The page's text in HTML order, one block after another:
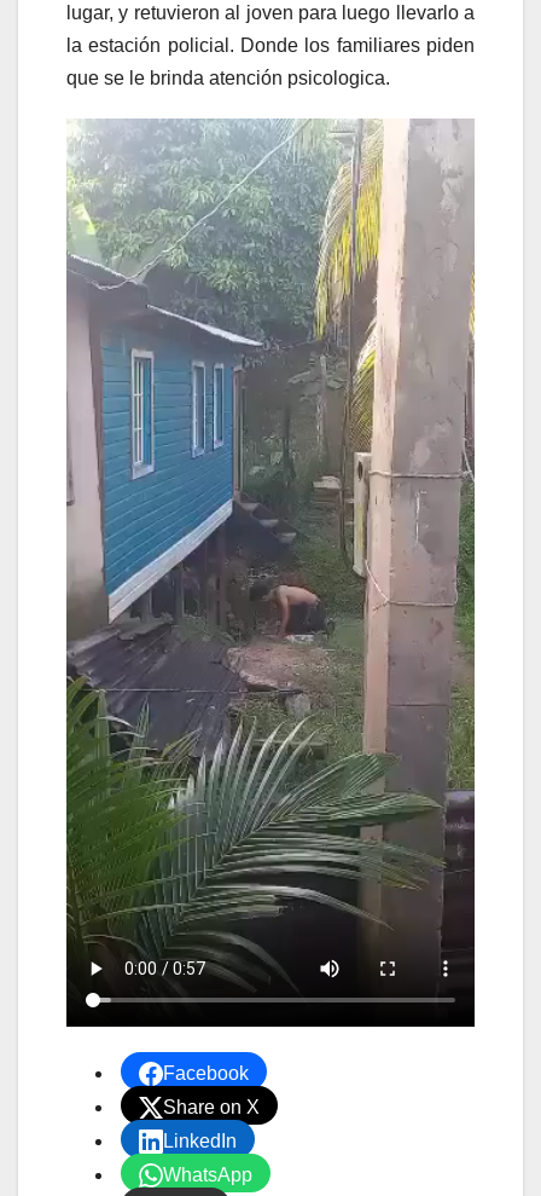
lugar, y retuvieron al joven para luego llevarlo a
la estación policial. Donde los familiares piden
que se le brinda atención psicologica.
Facebook
Share on X
LinkedIn
WhatsApp